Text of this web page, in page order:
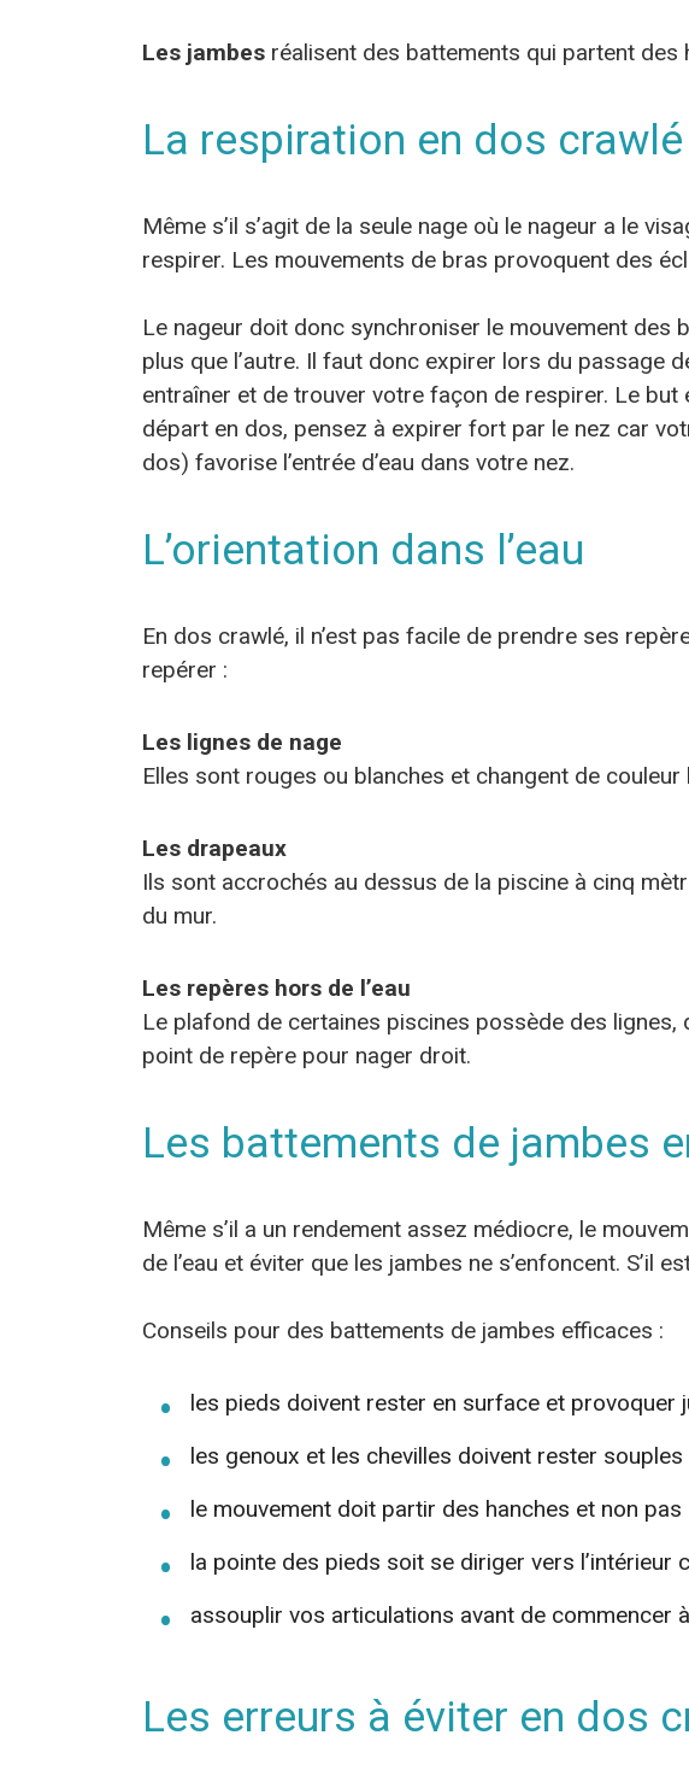
Les jambes réalisent des battements qui partent des
La respiration en dos crawlé
Même s’il s’agit de la seule nage où le nageur a le
respirer. Les mouvements de bras provoquent des
Le nageur doit donc synchroniser le mouvement
plus que l’autre. Il faut donc expirer lors du passage
entraîner et de trouver votre façon de respirer. Le
départ en dos, pensez à expirer fort par le nez car
dos) favorise l’entrée d’eau dans votre nez.
L’orientation dans l’eau
En dos crawlé, il n’est pas facile de prendre ses
repérer :
Les lignes de nage
Elles sont rouges ou blanches et changent de
Les drapeaux
Ils sont accrochés au dessus de la piscine à cinq
du mur.
Les repères hors de l’eau
Le plafond de certaines piscines possède des
point de repère pour nager droit.
Les battements de jambes
Même s’il a un rendement assez médiocre, le
de l’eau et éviter que les jambes ne s’enfoncent. S’il
Conseils pour des battements de jambes efficaces :
les pieds doivent rester en surface et provoquer
les genoux et les chevilles doivent rester souples
le mouvement doit partir des hanches et non pas
la pointe des pieds soit se diriger vers
assouplir vos articulations avant de commencer
Les erreurs à éviter en dos